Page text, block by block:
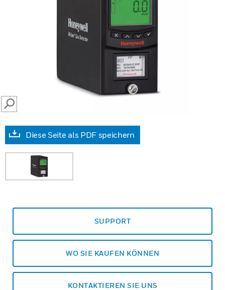
SEARCH
Diese Seite als PDF speichern
SUPPORT
WO SIE KAUFEN KÖNNEN
KONTAKTIEREN SIE UNS